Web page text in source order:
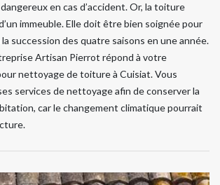
en cas d’accident. Or, la toiture
immeuble. Elle doit être bien soignée pour
succession des quatre saisons en une année.
Artisan Pierrot répond à votre
nettoyage de toiture à Cuisiat. Vous
services de nettoyage afin de conserver la
car le changement climatique pourrait